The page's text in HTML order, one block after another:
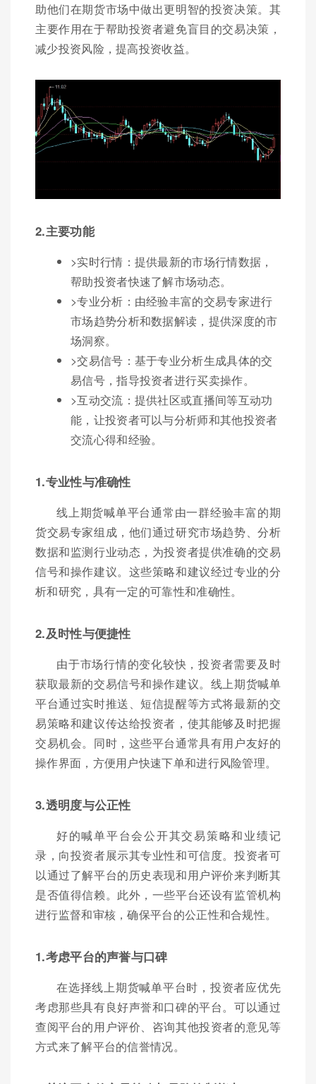
助他们在期货市场中做出更明智的投资决策。其
主要作用在于帮助投资者避免盲目的交易决策，
减少投资风险，提高投资收益。
2.主要功能
>实时行情：提供最新的市场行情数据，
帮助投资者快速了解市场动态。
>专业分析：由经验丰富的交易专家进行
市场趋势分析和数据解读，提供深度的市
场洞察。
>交易信号：基于专业分析生成具体的交
易信号，指导投资者进行买卖操作。
>互动交流：提供社区或直播间等互动功
能，让投资者可以与分析师和其他投资者
交流心得和经验。
1.专业性与准确性
线上期货喊单平台通常由一群经验丰富的期
货交易专家组成，他们通过研究市场趋势、分析
数据和监测行业动态，为投资者提供准确的交易
信号和操作建议。这些策略和建议经过专业的分
析和研究，具有一定的可靠性和准确性。
2.及时性与便捷性
由于市场行情的变化较快，投资者需要及时
获取最新的交易信号和操作建议。线上期货喊单
平台通过实时推送、短信提醒等方式将最新的交
易策略和建议传达给投资者，使其能够及时把握
交易机会。同时，这些平台通常具有用户友好的
操作界面，方便用户快速下单和进行风险管理。
3.透明度与公正性
好的喊单平台会公开其交易策略和业绩记
录，向投资者展示其专业性和可信度。投资者可
以通过了解平台的历史表现和用户评价来判断其
是否值得信赖。此外，一些平台还设有监管机构
进行监督和审核，确保平台的公正性和合规性。
1.考虑平台的声誉与口碑
在选择线上期货喊单平台时，投资者应优先
考虑那些具有良好声誉和口碑的平台。可以通过
查阅平台的用户评价、咨询其他投资者的意见等
方式来了解平台的信誉情况。